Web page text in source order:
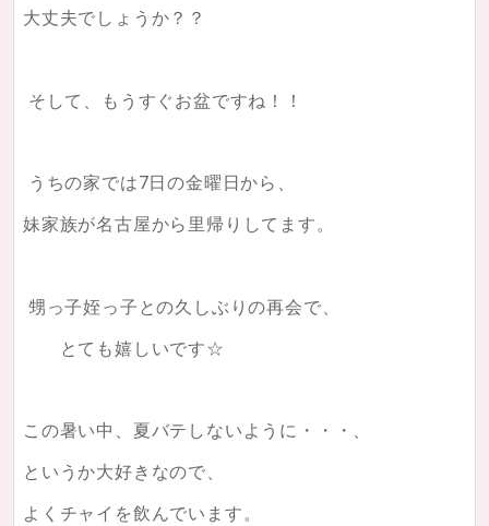
大丈夫でしょうか？？
そして、もうすぐお盆ですね！！
うちの家では7日の金曜日から、
妹家族が名古屋から里帰りしてます。
甥っ子姪っ子との久しぶりの再会で、
とても嬉しいです☆
この暑い中、夏バテしないように・・・、
というか大好きなので、
よくチャイを飲んでいます。